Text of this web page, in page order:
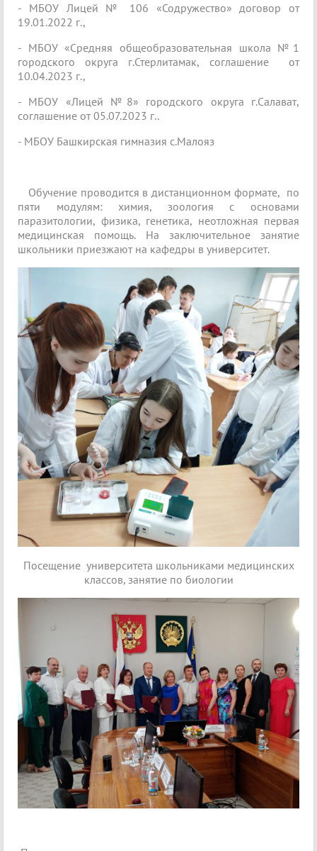
- МБОУ Лицей № 106 «Содружество» договор от
19.01.2022 г.,
- МБОУ «Средняя общеобразовательная школа №1
городского округа г.Стерлитамак, соглашение от
10.04.2023 г.,
- МБОУ «Лицей №8» городского округа г.Салават,
соглашение от 05.07.2023 г..
- МБОУ Башкирская гимназия с.Малояз
Обучение проводится в дистанционном формате, по
пяти модулям: химия, зоология с основами
паразитологии, физика, генетика, неотложная первая
медицинская помощь. На заключительное занятие
школьники приезжают на кафедры в университет.
Посещение университета школьниками медицинских
классов, занятие по биологии